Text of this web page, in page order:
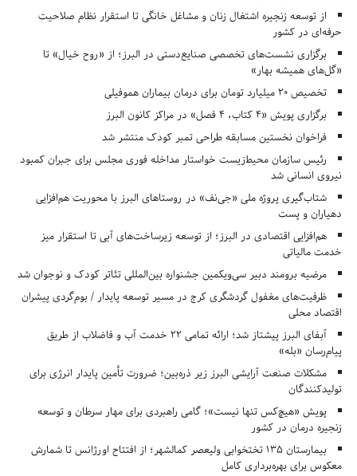
از توسعه زنجیره اشتغال زنان و مشاغل خانگی تا استقرار نظام صلاحیت
حرفه‌ای در کشور
برگزاری نشست‌های تخصصی صنایع‌دستی در البرز؛ از «روح خیال» تا
«گل‌های همیشه بهار»
تخصیص ۲۰ میلیارد تومان برای درمان بیماران هموفیلی
برگزاری پویش «۴ کتاب، ۴ فصل» در مراکز کانون البرز
فراخوان نخستین مسابقه طراحی تمبر کودک منتشر شد
رئیس سازمان محیط‌زیست خواستار مداخله فوری مجلس برای جبران کمبود
نیروی انسانی شد
شتاب‌گیری پروژه ملی «جی‌نف» در روستاهای البرز با محوریت هم‌افزایی
دهیاران و پست
هم‌افزایی اقتصادی در البرز؛ از توسعه زیرساخت‌های آبی تا استقرار میز
خدمت مالیاتی
مرضیه برومند دبیر سی‌ویکمین جشنواره بین‌المللی تئاتر کودک و نوجوان شد
ظرفیت‌های مغفول گردشگری کرج در مسیر توسعه پایدار / بوم‌گردی پیشران
اقتصاد محلی
آبفای البرز پیشتاز شد؛ ارائه تمامی ۲۲ خدمت آب و فاضلاب از طریق
پیام‌رسان «بله»
مشکلات صنعت آرایشی البرز زیر ذره‌بین؛ ضرورت تأمین پایدار انرژی برای
تولیدکنندگان
پویش «هیچ‌کس تنها نیست»؛ گامی راهبردی برای مهار سرطان و توسعه
زنجیره درمان در کشور
بیمارستان ۱۳۵ تختخوابی ولیعصر کمالشهر؛ از افتتاح اورژانس تا شمارش
معکوس برای بهره‌برداری کامل